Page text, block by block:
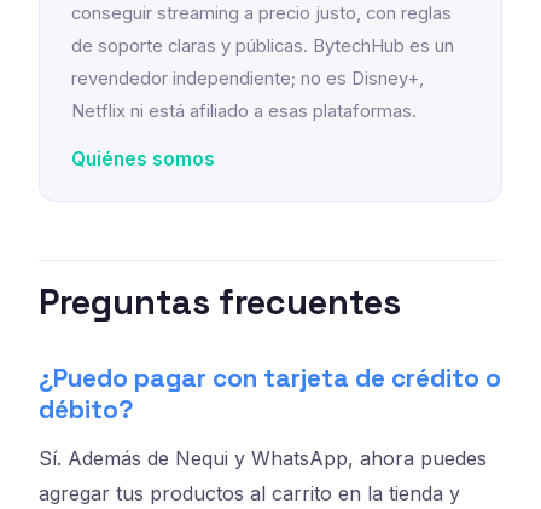
conseguir streaming a precio justo, con reglas
de soporte claras y públicas. BytechHub es un
revendedor independiente; no es Disney+,
Netflix ni está afiliado a esas plataformas.
Quiénes somos
Preguntas frecuentes
¿Puedo pagar con tarjeta de crédito o
débito?
Sí. Además de Nequi y WhatsApp, ahora puedes
agregar tus productos al carrito en la tienda y